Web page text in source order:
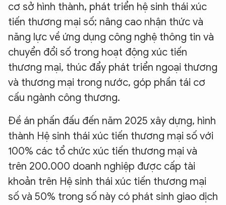
cơ sở hình thành, phát triển hệ sinh thái xúc
tiến thương mại số; nâng cao nhận thức và
năng lực về ứng dụng công nghệ thông tin và
chuyển đổi số trong hoạt động xúc tiến
thương mại, thúc đẩy phát triển ngoại thương
và thương mại trong nước, góp phần tái cơ
cấu ngành công thương.
Đề án phấn đấu đến năm 2025 xây dựng, hình
thành Hệ sinh thái xúc tiến thương mại số với
100% các tổ chức xúc tiến thương mại và
trên 200.000 doanh nghiệp được cấp tài
khoản trên Hệ sinh thái xúc tiến thương mại
số và 50% trong số này có phát sinh giao dịch